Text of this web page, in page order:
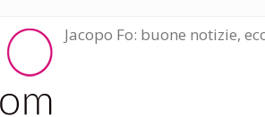
Jacopo Fo: buone notizie,